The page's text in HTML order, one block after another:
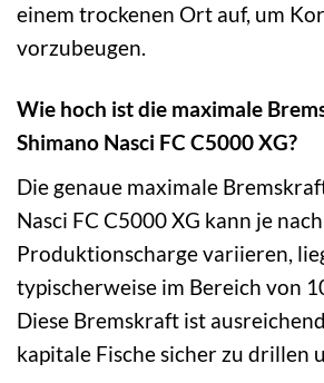
einem trockenen Ort auf, um
vorzubeugen.
Wie hoch ist die maximale
Shimano Nasci FC C5000 XG?
Die genaue maximale
Nasci FC C5000 XG kann je nach
Produktionscharge variieren,
typischerweise im Bereich von
Diese Bremskraft ist
kapitale Fische sicher zu drillen